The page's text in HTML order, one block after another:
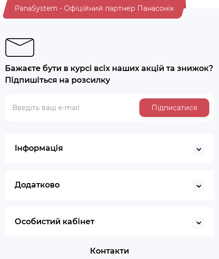
PanaSystem - Офіційний партнер Панасонік
Бажаєте бути в курсі всіх наших акцій та знижок?
Підпишіться на розсилку
Підписатися
Інформація
Додатково
Особистий кабінет
Контакти